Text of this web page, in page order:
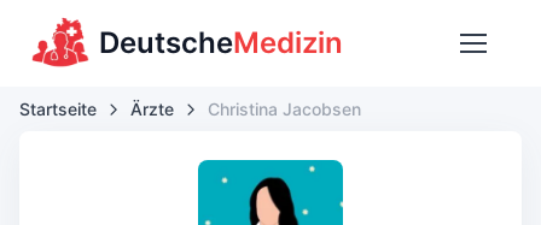
DeutscheMedizin
Startseite Ärzte Christina Jacobsen